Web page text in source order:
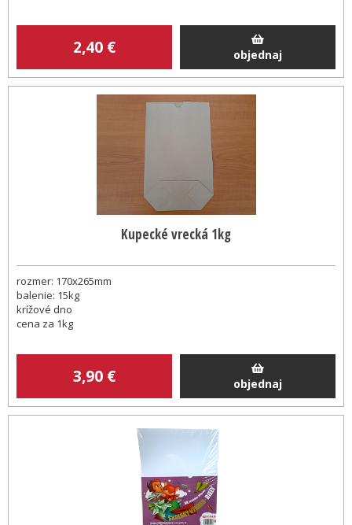
2,40 € objednaj
Kupecké vrecká 1kg
rozmer: 170x265mm
balenie: 15kg
krížové dno
cena za 1kg
3,90 € objednaj